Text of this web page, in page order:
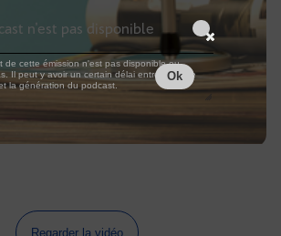
Regarder la vidéo
n'est pas disponible
de cette émission n'est pas disponible ou
Il peut y avoir un certain délai entre la fin de
la génération du podcast.
Ok